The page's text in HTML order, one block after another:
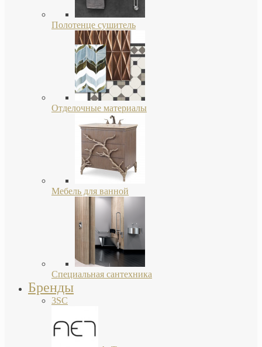
Полотенце сушитель
Отделочные материалы
Мебель для ванной
Специальная сантехника
Бренды
3SC